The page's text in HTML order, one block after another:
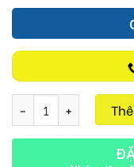
Chậu Lan Hồng M175